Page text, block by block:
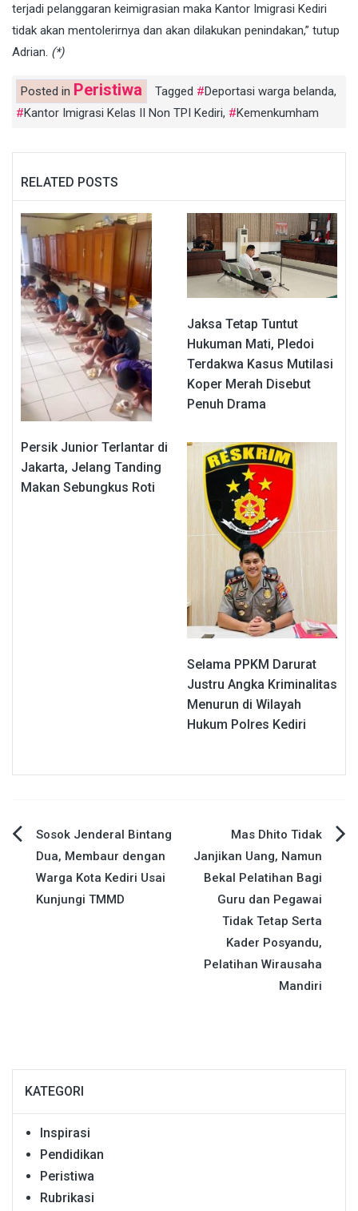
terjadi pelanggaran keimigrasian maka Kantor Imigrasi Kediri
tidak akan mentolerirnya dan akan dilakukan penindakan,” tutup
Adrian. (*)
Posted in Peristiwa Tagged Deportasi warga belanda,
Kantor Imigrasi Kelas II Non TPI Kediri, Kemenkumham
RELATED POSTS
Persik Junior Terlantar di
Jakarta, Jelang Tanding
Makan Sebungkus Roti
Jaksa Tetap Tuntut
Hukuman Mati, Pledoi
Terdakwa Kasus Mutilasi
Koper Merah Disebut
Penuh Drama
Selama PPKM Darurat
Justru Angka Kriminalitas
Menurun di Wilayah
Hukum Polres Kediri
Navigasi
pos
Sosok Jenderal Bintang
Dua, Membaur dengan
Warga Kota Kediri Usai
Kunjungi TMMD
Mas Dhito Tidak
Janjikan Uang, Namun
Bekal Pelatihan Bagi
Guru dan Pegawai
Tidak Tetap Serta
Kader Posyandu,
Pelatihan Wirausaha
Mandiri
KATEGORI
Inspirasi
Pendidikan
Peristiwa
Rubrikasi